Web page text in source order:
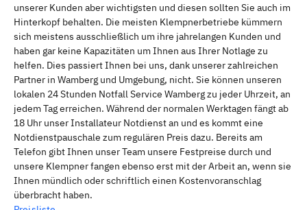
unserer Kunden aber wichtigsten und diesen sollten Sie auch im
Hinterkopf behalten. Die meisten Klempnerbetriebe kümmern
sich meistens ausschließlich um ihre jahrelangen Kunden und
haben gar keine Kapazitäten um Ihnen aus Ihrer Notlage zu
helfen. Dies passiert Ihnen bei uns, dank unserer zahlreichen
Partner in Wamberg und Umgebung, nicht. Sie können unseren
lokalen 24 Stunden Notfall Service Wamberg zu jeder Uhrzeit, an
jedem Tag erreichen. Während der normalen Werktagen fängt ab
18 Uhr unser Installateur Notdienst an und es kommt eine
Notdienstpauschale zum regulären Preis dazu. Bereits am
Telefon gibt Ihnen unser Team unsere Festpreise durch und
unsere Klempner fangen ebenso erst mit der Arbeit an, wenn sie
Ihnen mündlich oder schriftlich einen Kostenvoranschlag
überbracht haben.